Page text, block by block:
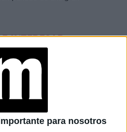
para nosotros
INTERESAR
DÍA MUNDIAL DEL
CHEESECAKE: DEL
ORIGINALES
TEMPORADA DE